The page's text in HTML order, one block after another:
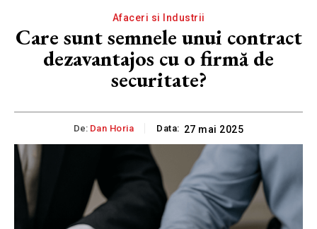
Afaceri si Industrii
Care sunt semnele unui contract
dezavantajos cu o firmă de
securitate?
De: Dan Horia Data: 27 mai 2025